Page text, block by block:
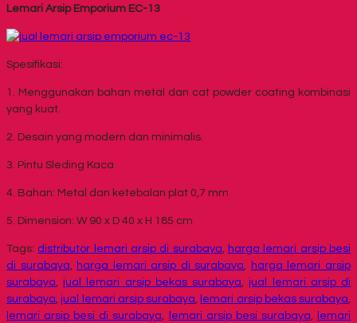
Lemari Arsip Emporium EC-13
Spesifikasi:
1. Menggunakan bahan metal dan cat powder coating kombinasi
yang kuat.
2. Desain yang modern dan minimalis.
3. Pintu Sleding Kaca
4. Bahan: Metal dan ketebalan plat 0,7 mm
5. Dimension: W 90 x D 40 x H 185 cm
Tags: distributor lemari arsip di surabaya, harga lemari arsip besi
di surabaya, harga lemari arsip di surabaya, harga lemari arsip
surabaya,jual lemari arsip bekas surabaya,jual lemari arsip di
surabaya,jual lemari arsip surabaya, lemari arsip bekas surabaya,
lemari arsip besi di surabaya, lemari arsip besi surabaya,
lemari